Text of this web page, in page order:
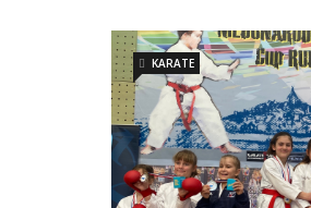
KARATE